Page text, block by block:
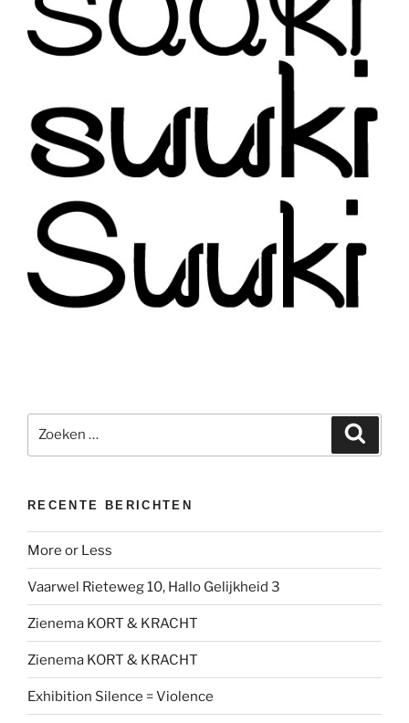
naar:
RECENTE BERICHTEN
More or Less
Vaarwel Rieteweg 10, Hallo Gelijkheid 3
Zienema KORT & KRACHT
Zienema KORT & KRACHT
Exhibition Silence = Violence